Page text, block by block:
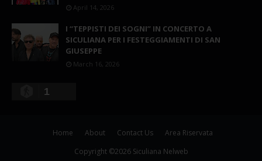
April 14, 2026
I “TEPPISTI DEI SOGNI” IN CONCERTO A
SICULIANA PER I FESTEGGIAMENTI DI SAN
GIUSEPPE
March 16, 2026
1
Home About Contact Us
Area Riservata
Copyright ©2026 Siculiana Nelweb